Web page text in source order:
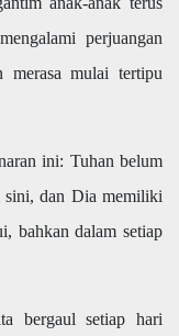
perjuangan
mulai tertipu
ini: Tuhan belum
sini, dan Dia memiliki
bahkan dalam setiap
bergaul setiap hari